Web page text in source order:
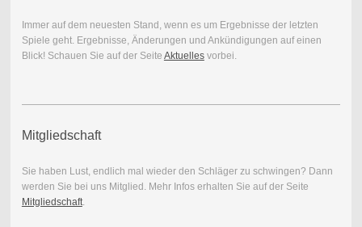
Immer auf dem neuesten Stand, wenn es um Ergebnisse der letzten
Spiele geht. Ergebnisse, Änderungen und Ankündigungen auf einen
Blick! Schauen Sie auf der Seite Aktuellesvorbei.
Mitgliedschaft
Sie haben Lust, endlich mal wieder den Schläger zu schwingen? Dann
werden Sie bei uns Mitglied. Mehr Infos erhalten Sie auf der Seite
Mitgliedschaft.